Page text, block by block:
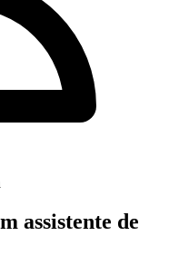
assistente de